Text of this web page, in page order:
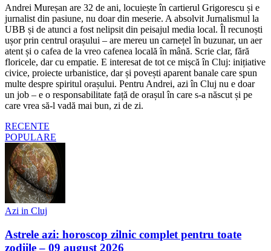
Andrei Mureșan are 32 de ani, locuiește în cartierul Grigorescu și e
jurnalist din pasiune, nu doar din meserie. A absolvit Jurnalismul la
UBB și de atunci a fost nelipsit din peisajul media local. Îl recunoști
ușor prin centrul orașului – are mereu un carnețel în buzunar, un aer
atent și o cafea de la vreo cafenea locală în mână. Scrie clar, fără
floricele, dar cu empatie. E interesat de tot ce mișcă în Cluj: inițiative
civice, proiecte urbanistice, dar și povești aparent banale care spun
multe despre spiritul orașului. Pentru Andrei, azi în Cluj nu e doar
un job – e o responsabilitate față de orașul în care s-a născut și pe
care vrea să-l vadă mai bun, zi de zi.
RECENTE
POPULARE
Azi in Cluj
Astrele azi: horoscop zilnic complet pentru toate
zodiile – 09 august 2026